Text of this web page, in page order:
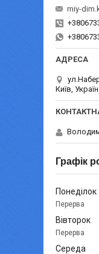
miy-
Київ,
Графік
Понеділок
Вівторок
Середа